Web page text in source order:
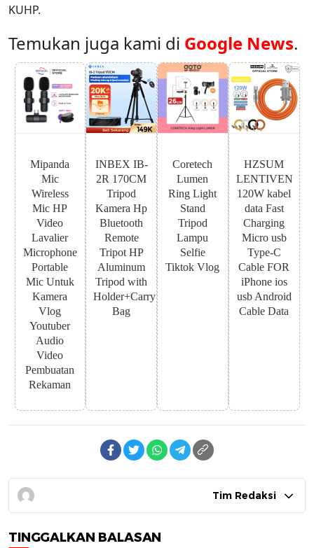
KUHP.
Temukan juga kami di Google News.
Mipanda
Mic
Wireless
Mic HP
Video
Lavalier
Microphone
Portable
Mic Untuk
Kamera
Vlog
Youtuber
Audio
Video
Pembuatan
Rekaman
INBEX IB-
2R 170CM
Tripod
Kamera Hp
Bluetooth
Remote
Tripot HP
Aluminum
Tripod with
Holder+Carry
Bag
Coretech
Lumen
Ring Light
Stand
Tripod
Lampu
Selfie
Tiktok Vlog
HZSUM
LENTIVEN
120W kabel
data Fast
Charging
Micro usb
Type-C
Cable FOR
iPhone ios
usb Android
Cable Data
Tim Redaksi
TINGGALKAN BALASAN